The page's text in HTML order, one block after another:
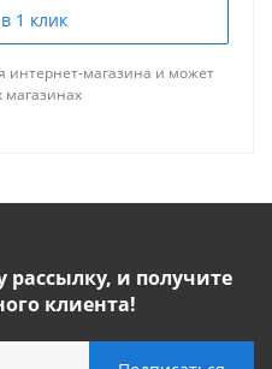
1 клик
интернет-магазина и может
магазинах
и получите
клиента!